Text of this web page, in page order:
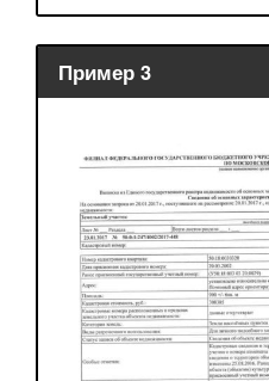
Пример 3